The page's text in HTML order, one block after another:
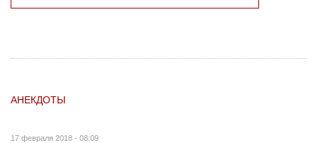
АНЕКДОТЫ
17 февраля 2018 - 08:09